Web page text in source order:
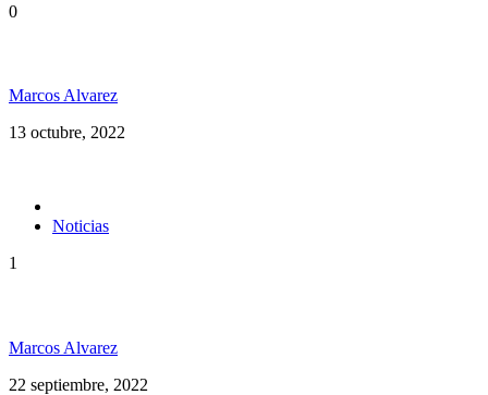
0
Marcos Alvarez
13 octubre, 2022
Noticias
1
Marcos Alvarez
22 septiembre, 2022